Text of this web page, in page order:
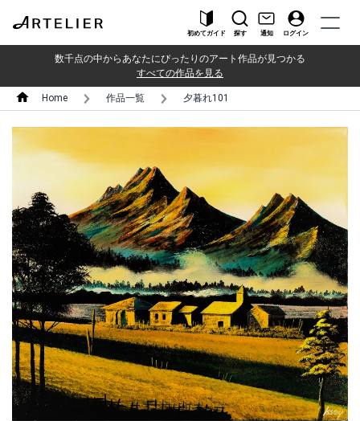
初めてガイド 探す 通知 ログイン
数千点の中からあなたにぴったりのアート作品が見つかる
すべての作品を見る
Home 作品一覧 夕暮れ101